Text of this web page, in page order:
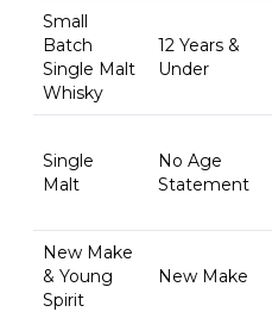
Small
Batch
Single Malt
Whisky
12 Years &
Under
Single
Malt
No Age
Statement
New Make
& Young
Spirit
New Make